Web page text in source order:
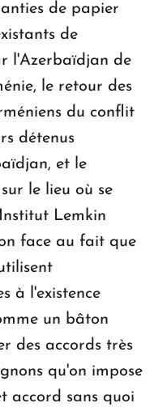
de papier
de
l'Azerbaïdjan de
le retour des
du conflit
détenus
et le
le lieu où se
Lemkin
face au fait que
à l'existence
un bâton
des accords très
qu'on impose
accord sans quoi